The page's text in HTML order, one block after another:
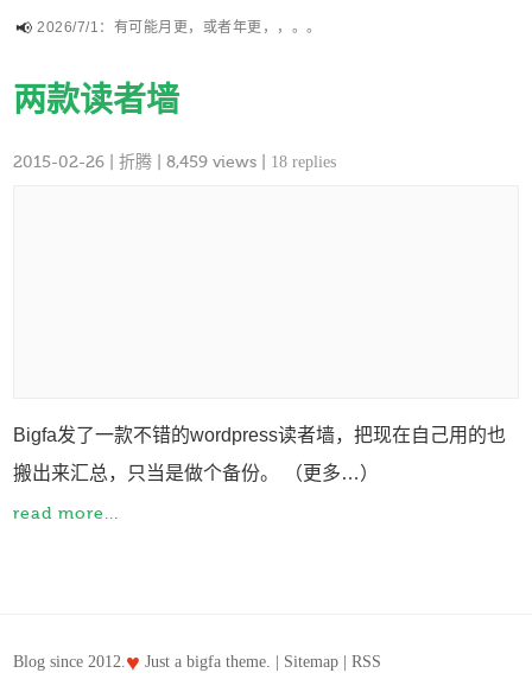
2026/7/1：有可能月更，或者年更，，。。
两款读者墙
2015-02-26 |折腾 | 8,459 views | 18 replies
Bigfa发了一款不错的wordpress读者墙，把现在自己用的也
搬出来汇总，只当是做个备份。 （更多…）
read more...
Blog since 2012.♥ Just abigfa theme. | Sitemap |RSS